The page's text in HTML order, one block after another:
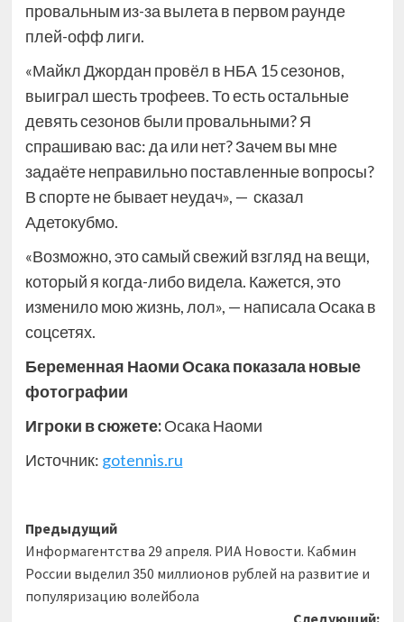
провальным из-за вылета в первом раунде
плей-офф лиги.
«Майкл Джордан провёл в НБА 15 сезонов,
выиграл шесть трофеев. То есть остальные
девять сезонов были провальными? Я
спрашиваю вас: да или нет? Зачем вы мне
задаёте неправильно поставленные вопросы?
В спорте не бывает неудач», — сказал
Адетокубмо.
«Возможно, это самый свежий взгляд на вещи,
который я когда-либо видела. Кажется, это
изменило мою жизнь, лол», — написала Осака в
соцсетях.
Беременная Наоми Осака показала новые
фотографии
Игроки в сюжете:Осака Наоми
Источник: gotennis.ru
Навигация
записи
Предыдущий
Информагентства 29 апреля. РИА Новости. Кабмин
России выделил 350 миллионов рублей на развитие и
популяризацию волейбола
Следующий: